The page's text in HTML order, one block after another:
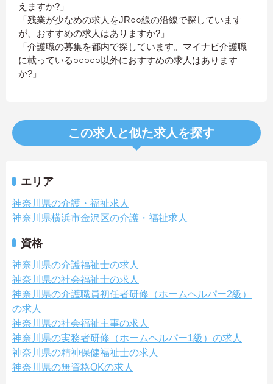
えますか?」
「残業が少なめの求人をJR○○線の沿線で探しています
が、おすすめの求人はありますか?」
「介護職の募集を都内で探しています。マイナビ介護職
に載っている○○○○○以外におすすめの求人はあります
か?」
この求人と似た求人を探す
エリア
神奈川県の介護・福祉求人
神奈川県横浜市金沢区の介護・福祉求人
資格
神奈川県の介護福祉士の求人
神奈川県の社会福祉士の求人
神奈川県の介護職員初任者研修（ホームヘルパー2級）
の求人
神奈川県の社会福祉主事の求人
神奈川県の実務者研修（ホームヘルパー1級）の求人
神奈川県の精神保健福祉士の求人
神奈川県の無資格OKの求人